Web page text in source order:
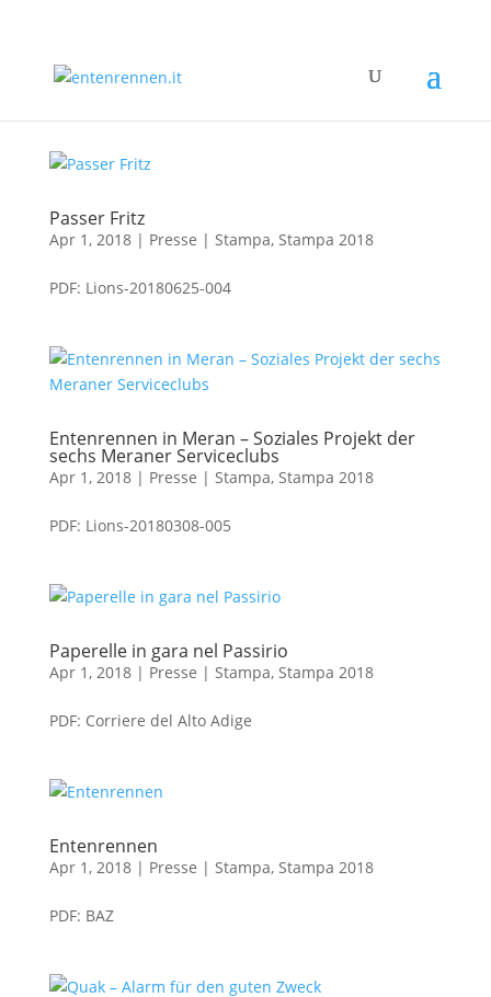
Passer Fritz
Apr 1, 2018| Presse | Stampa, Stampa 2018
PDF: Lions-20180625-004
Entenrennen in Meran – Soziales Projekt der
sechs Meraner Serviceclubs
Apr 1, 2018| Presse | Stampa, Stampa 2018
PDF: Lions-20180308-005
Paperelle in gara nel Passirio
Apr 1, 2018| Presse | Stampa, Stampa 2018
PDF: Corriere del Alto Adige
Entenrennen
Apr 1, 2018| Presse | Stampa, Stampa 2018
PDF: BAZ